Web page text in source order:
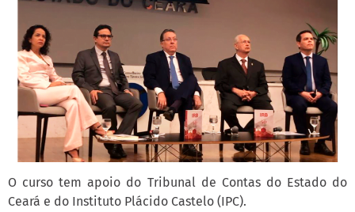
O curso tem apoio do Tribunal de Contas do Estado do
Ceará e do Instituto Plácido Castelo (IPC).